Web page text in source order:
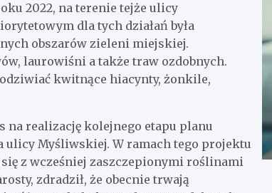
2022, na terenie tejże ulicy
dla tych działań była
obszarów zieleni miejskiej.
laurowiśni a także traw ozdobnych.
kwitnące hiacynty, żonkile,
na realizację kolejnego etapu planu
ulicy Myśliwskiej. W ramach tego projektu
z wcześniej zaszczepionymi roślinami
zdradził, że obecnie trwają